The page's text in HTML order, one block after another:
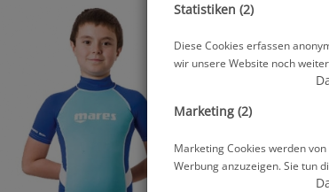
Statistiken (2)
Diese Cookies erfassen
wir unsere Website noch
Marketing (2)
Marketing Cookies werden
Werbung anzuzeigen. Sie tun